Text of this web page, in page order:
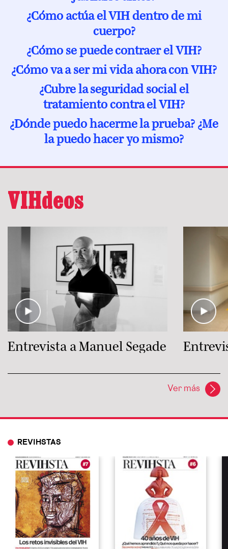
¿Cómo actúa el VIH dentro de mi
cuerpo?
¿Cómo se puede contraer el VIH?
¿Cómo va a ser mi vida ahora con VIH?
¿Cubre la seguridad social el
tratamiento contra el VIH?
¿Dónde puedo hacerme la prueba? ¿Me
la puedo hacer yo mismo?
VIHdeos
Entrevista a Manuel Segade
Ver más
REVIHSTAS